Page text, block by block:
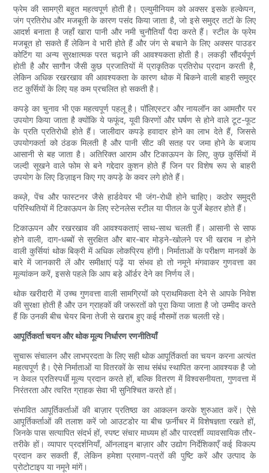
फ्रेम की सामग्री बहुत महत्वपूर्ण होती है। एल्युमीनियम को अक्सर इसके हल्केपन,
जंग प्रतिरोध और मजबूती के कारण पसंद किया जाता है, जो इसे समुद्र तटों के लिए
आदर्श बनाता है जहाँ खारा पानी और नमी चुनौतियाँ पैदा करते हैं। स्टील के फ्रेम
मजबूत हो सकते हैं लेकिन वे भारी होते हैं और जंग से बचाने के लिए अक्सर पाउडर
कोटिंग या अन्य सुरक्षात्मक परत चढ़ाने की आवश्यकता होती है। लकड़ी सौंदर्यपूर्ण
होती है और सागौन जैसी कुछ प्रजातियों में प्राकृतिक प्रतिरोध प्रदान करती है,
लेकिन अधिक रखरखाव की आवश्यकता के कारण थोक में बिकने वाली बाहरी समुद्र
तट कुर्सियों के लिए यह कम प्रचलित हो सकती है।
कपड़े का चुनाव भी एक महत्वपूर्ण पहलू है। पॉलिएस्टर और नायलॉन का आमतौर पर
उपयोग किया जाता है क्योंकि ये फफूंद, यूवी किरणों और घर्षण से होने वाले टूट-फूट
के प्रति प्रतिरोधी होते हैं। जालीदार कपड़े हवादार होने का लाभ देते हैं, जिससे
उपयोगकर्ता को ठंडक मिलती है और पानी सीट की सतह पर जमा होने के बजाय
आसानी से बह जाता है। अतिरिक्त आराम और टिकाऊपन के लिए, कुछ कुर्सियों में
जल्दी सूखने वाले फोम से बने गद्देदार कुशन होते हैं जिन पर विशेष रूप से बाहरी
उपयोग के लिए डिज़ाइन किए गए कपड़े के कवर लगे होते हैं।
कब्ज़े, पेंच और फास्टनर जैसे हार्डवेयर भी जंग-रोधी होने चाहिए। कठोर समुद्री
परिस्थितियों में टिकाऊपन के लिए स्टेनलेस स्टील या पीतल के पुर्जे बेहतर होते हैं।
टिकाऊपन और रखरखाव की आवश्यकताएं साथ-साथ चलती हैं। आसानी से साफ
होने वाली, दाग-धब्बों से सुरक्षित और बार-बार मोड़ने-खोलने पर भी खराब न होने
वाली कुर्सियां ​​थोक बिक्री में अधिक लोकप्रिय होंगी। निर्माताओं के परीक्षण मानकों के
बारे में जानकारी लें और समीक्षाएं पढ़ें या संभव हो तो नमूने मंगवाकर गुणवत्ता का
मूल्यांकन करें, इससे पहले कि आप बड़े ऑर्डर देने का निर्णय लें।
थोक खरीदारी में उच्च गुणवत्ता वाली सामग्रियों को प्राथमिकता देने से आपके निवेश
की सुरक्षा होती है और उन ग्राहकों की जरूरतों को पूरा किया जाता है जो उम्मीद करते
हैं कि उनकी बीच चेयर बिना तेजी से खराब हुए कई मौसमों तक चलती रहे।
आपूर्तिकर्ता चयन और थोक मूल्य निर्धारण रणनीतियाँ
सुचारू संचालन और लाभप्रदता के लिए सही थोक आपूर्तिकर्ता का चयन करना अत्यंत
महत्वपूर्ण है। ऐसे निर्माताओं या वितरकों के साथ संबंध स्थापित करना आवश्यक है जो
न केवल प्रतिस्पर्धी मूल्य प्रदान करते हों, बल्कि वितरण में विश्वसनीयता, गुणवत्ता में
निरंतरता और त्वरित ग्राहक सेवा भी सुनिश्चित करते हों।
संभावित आपूर्तिकर्ताओं की बाज़ार प्रतिष्ठा का आकलन करके शुरुआत करें। ऐसे
आपूर्तिकर्ताओं की तलाश करें जो आउटडोर या बीच फ़र्नीचर में विशेषज्ञता रखते हों,
जिनके पास सत्यापित संदर्भ हों, स्पष्ट संचार माध्यम हों और पारदर्शी व्यावसायिक तौर-
तरीके हों। व्यापार प्रदर्शनियाँ, ऑनलाइन बाज़ार और उद्योग निर्देशिकाएँ कई विकल्प
प्रदान कर सकती हैं, लेकिन हमेशा प्रमाण-पत्रों की पुष्टि करें और उत्पाद के
प्रोटोटाइप या नमूने मांगें।